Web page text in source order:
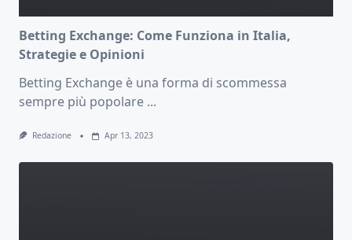
Betting Exchange: Come Funziona in Italia,
Strategie e Opinioni
Betting Exchange è una forma di scommessa
sempre più popolare ...
Redazione Apr 13, 2023